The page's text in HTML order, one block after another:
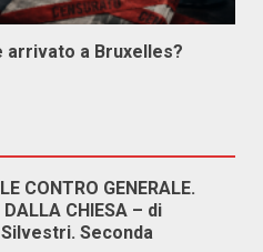
arrivato a Bruxelles?
CONTRO GENERALE.
DALLA CHIESA – di
Seconda